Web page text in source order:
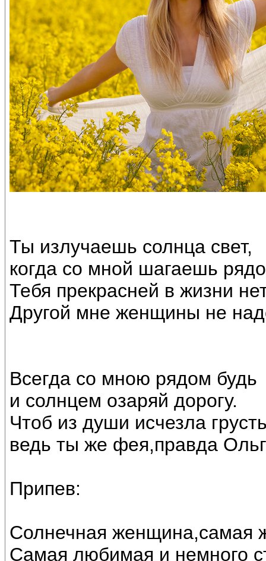
Ты излучаешь солнца свет,
когда со мной шагаешь
Тебя прекрасней в жизни
Другой мне женщины не
Всегда со мною рядом будь
и солнцем озаряй дорогу.
Чтоб из души исчезла
ведь ты же фея,правда
Припев:
Солнечная женщина,самая
Самая любимая и немного